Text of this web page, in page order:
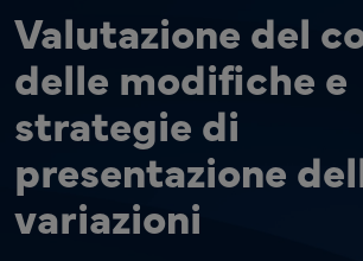
Valutazione del
delle modifiche e
strategie di
presentazione
variazioni